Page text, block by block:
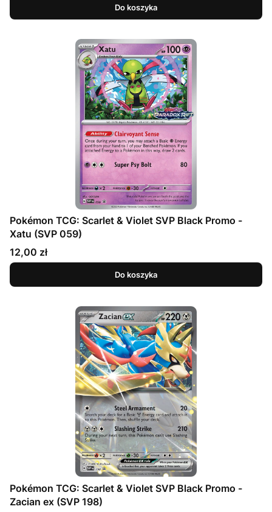
Do koszyka
Pokémon TCG: Scarlet & Violet SVP Black Promo -
Xatu (SVP 059)
Cena
12,00 zł
Do koszyka
Pokémon TCG: Scarlet & Violet SVP Black Promo -
Zacian ex (SVP 198)